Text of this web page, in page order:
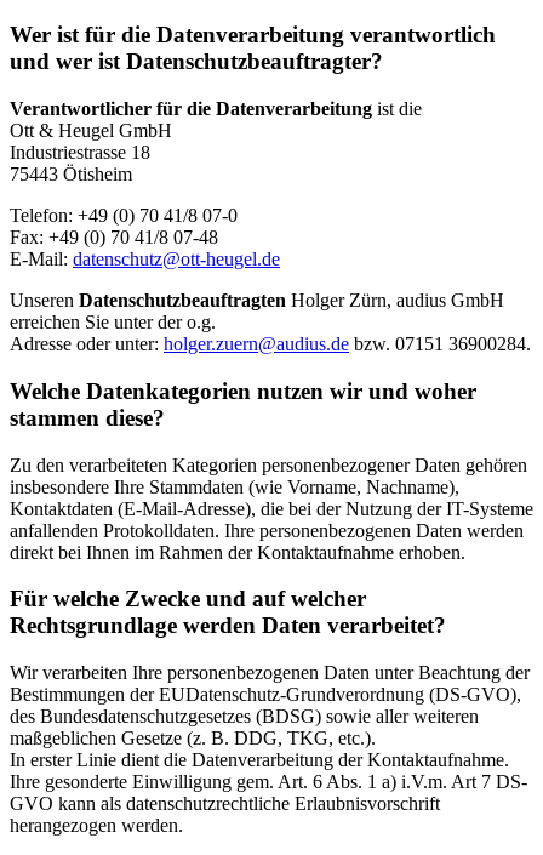
Wer ist für die Datenverarbeitung verantwortlich
und wer ist Datenschutzbeauftragter?
Verantwortlicher für die Datenverarbeitung ist die
Ott & Heugel GmbH
Industriestrasse 18
75443 Ötisheim
Telefon: +49 (0) 70 41/8 07-0
Fax: +49 (0) 70 41/8 07-48
E-Mail: datenschutz@ott-heugel.de
Unseren Datenschutzbeauftragten Holger Zürn, audius GmbH
erreichen Sie unter der o.g.
Adresse oder unter: holger.zuern@audius.de bzw. 07151 36900284.
Welche Datenkategorien nutzen wir und woher
stammen diese?
Zu den verarbeiteten Kategorien personenbezogener Daten gehören
insbesondere Ihre Stammdaten (wie Vorname, Nachname),
Kontaktdaten (E-Mail-Adresse), die bei der Nutzung der IT-Systeme
anfallenden Protokolldaten. Ihre personenbezogenen Daten werden
direkt bei Ihnen im Rahmen der Kontaktaufnahme erhoben.
Für welche Zwecke und auf welcher
Rechtsgrundlage werden Daten verarbeitet?
Wir verarbeiten Ihre personenbezogenen Daten unter Beachtung der
Bestimmungen der EUDatenschutz-Grundverordnung (DS-GVO),
des Bundesdatenschutzgesetzes (BDSG) sowie aller weiteren
maßgeblichen Gesetze (z. B. DDG, TKG, etc.).
In erster Linie dient die Datenverarbeitung der Kontaktaufnahme.
Ihre gesonderte Einwilligung gem. Art. 6 Abs. 1 a) i.V.m. Art 7 DS-
GVO kann als datenschutzrechtliche Erlaubnisvorschrift
herangezogen werden.